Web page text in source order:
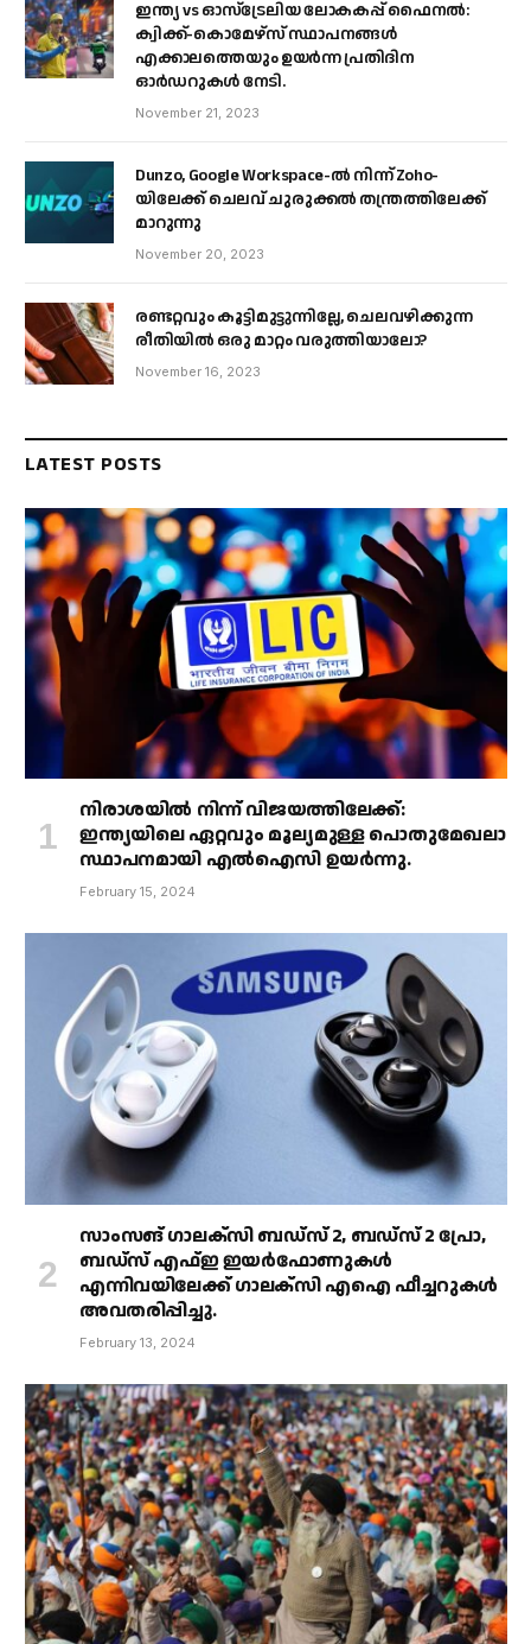
ഇന്ത്യ vs ഓസ്‌ട്രേലിയ ലോകകപ്പ് ഫൈനൽ:
ക്വിക്ക്-കൊമേഴ്‌സ് സ്ഥാപനങ്ങൾ
എക്കാലത്തെയും ഉയർന്ന പ്രതിദിന
ഓർഡറുകൾ നേടി.
November 21, 2023
Dunzo, Google Workspace-ൽ നിന്ന് Zoho-
യിലേക്ക് ചെലവ് ചുരുക്കൽ തന്ത്രത്തിലേക്ക്
മാറുന്നു
November 20, 2023
രണ്ടറ്റവും കൂട്ടിമുട്ടുന്നില്ലേ, ചെലവഴിക്കുന്ന
രീതിയിൽ ഒരു മാറ്റം വരുത്തിയാലോ?
November 16, 2023
LATEST POSTS
നിരാശയിൽ നിന്ന് വിജയത്തിലേക്ക്:
ഇന്ത്യയിലെ ഏറ്റവും മൂല്യമുള്ള പൊതുമേഖലാ
സ്ഥാപനമായി എൽഐസി ഉയർന്നു.
February 15, 2024
സാംസങ് ഗാലക്‌സി ബഡ്‌സ് 2, ബഡ്‌സ് 2 പ്രോ,
ബഡ്‌സ് എഫ്ഇ ഇയർഫോണുകൾ
എന്നിവയിലേക്ക് ഗാലക്‌സി എഐ ഫീച്ചറുകൾ
അവതരിപ്പിച്ചു.
February 13, 2024